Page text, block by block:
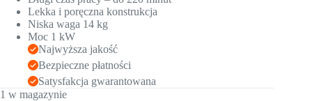
Lekka i poręczna konstrukcja
Niska waga 14 kg
Moc 1 kW
Najwyższa jakość
Bezpieczne płatności
Satysfakcja gwarantowana
1 w magazynie